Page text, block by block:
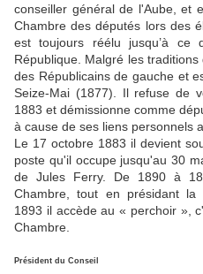
conseiller général de l'Aube, et
Chambre des députés lors des
est toujours réélu jusqu’à ce
République. Malgré les
des Républicains de gauche et
Seize-Mai (1877). Il refuse de
1883 et démissionne comme
à cause de ses liens personnels
Le 17 octobre 1883 il devient
poste qu'il occupe jusqu'au 30
de Jules Ferry. De 1890 à
Chambre, tout en présidant la
1893 il accède au « perchoir »,
Chambre.
Président du Conseil